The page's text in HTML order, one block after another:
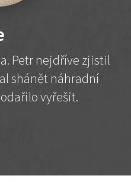
Petr nejdříve zjistil
shánět náhradní
vyřešit.